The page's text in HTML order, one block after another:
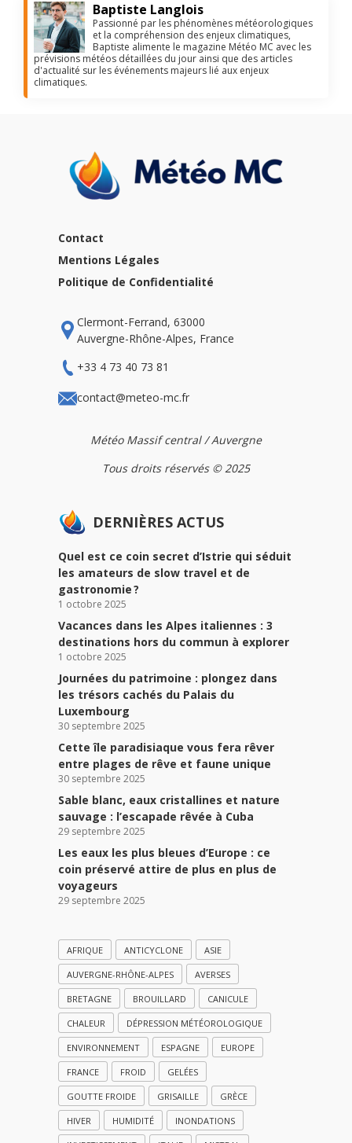
Baptiste Langlois
Passionné par les phénomènes météorologiques
et la compréhension des enjeux climatiques,
Baptiste alimente le magazine Météo MC avec les
prévisions météos détaillées du jour ainsi que des articles
d'actualité sur les événements majeurs lié aux enjeux
climatiques.
Contact
Mentions Légales
Politique de Confidentialité
Clermont-Ferrand, 63000
Auvergne-Rhône-Alpes, France
+33 4 73 40 73 81
contact@meteo-mc.fr
Météo Massif central / Auvergne
Tous droits réservés © 2025
DERNIÈRES ACTUS
Quel est ce coin secret d’Istrie qui séduit
les amateurs de slow travel et de
gastronomie ?
1 octobre 2025
Vacances dans les Alpes italiennes : 3
destinations hors du commun à explorer
1 octobre 2025
Journées du patrimoine : plongez dans
les trésors cachés du Palais du
Luxembourg
30 septembre 2025
Cette île paradisiaque vous fera rêver
entre plages de rêve et faune unique
30 septembre 2025
Sable blanc, eaux cristallines et nature
sauvage : l’escapade rêvée à Cuba
29 septembre 2025
Les eaux les plus bleues d’Europe : ce
coin préservé attire de plus en plus de
voyageurs
29 septembre 2025
AFRIQUE ANTICYCLONE ASIE
AUVERGNE-RHÔNE-ALPES AVERSES
BRETAGNE BROUILLARD CANICULE
CHALEUR DÉPRESSION MÉTÉOROLOGIQUE
ENVIRONNEMENT ESPAGNE EUROPE
FRANCE FROID GELÉES
GOUTTE FROIDE GRISAILLE GRÈCE
HIVER HUMIDITÉ INONDATIONS